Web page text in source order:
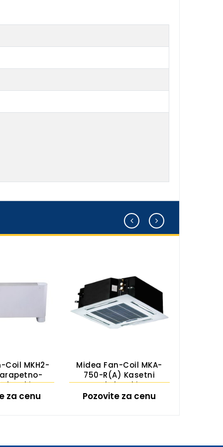
Coil MKH2-
za cenu
Midea Fan-Coil MKA-
750-R(A) Kasetni
Plafonski
Pozovite za cenu